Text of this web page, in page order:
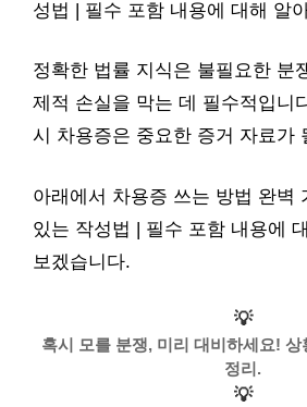
성법 | 필수 포함 내용에 대해 알
정확한 법률 지식은 불필요한 분
제적 손실을 막는 데 필수적입니
시 차용증은 중요한 증거 자료가
아래에서 차용증 쓰는 방법 완벽
있는 작성법 | 필수 포함 내용에
보겠습니다.
💡
혹시 모를 분쟁, 미리 대비하세요! 상
정리.
💡